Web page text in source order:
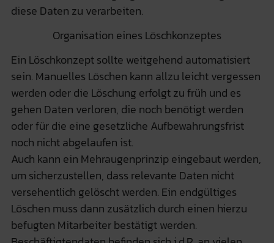
diese Daten zu verarbeiten.
Organisation eines Löschkonzeptes
Ein Löschkonzept sollte weitgehend automatisiert
sein. Manuelles Löschen kann allzu leicht vergessen
werden oder die Löschung erfolgt zu früh und es
gehen Daten verloren, die noch benötigt werden
oder für die eine gesetzliche Aufbewahrungsfrist
noch nicht abgelaufen ist.
Auch kann ein Mehraugenprinzip eingebaut werden,
um sicherzustellen, dass relevante Daten nicht
versehentlich gelöscht werden. Ein endgültiges
Löschen muss dann zusätzlich durch einen hierzu
befugten Mitarbeiter bestätigt werden.